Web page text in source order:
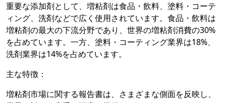
重要な添加剤として、増粘剤は食品・飲料、塗料・コーテ
ィング、洗剤などで広く使用されています。食品・飲料は
増粘剤の最大の下流分野であり、世界の増粘剤消費の30%
を占めています。一方、塗料・コーティング業界は18%、
洗剤業界は14%を占めています。
主な特徴：
増粘剤市場に関する報告書は、さまざまな側面を反映し、